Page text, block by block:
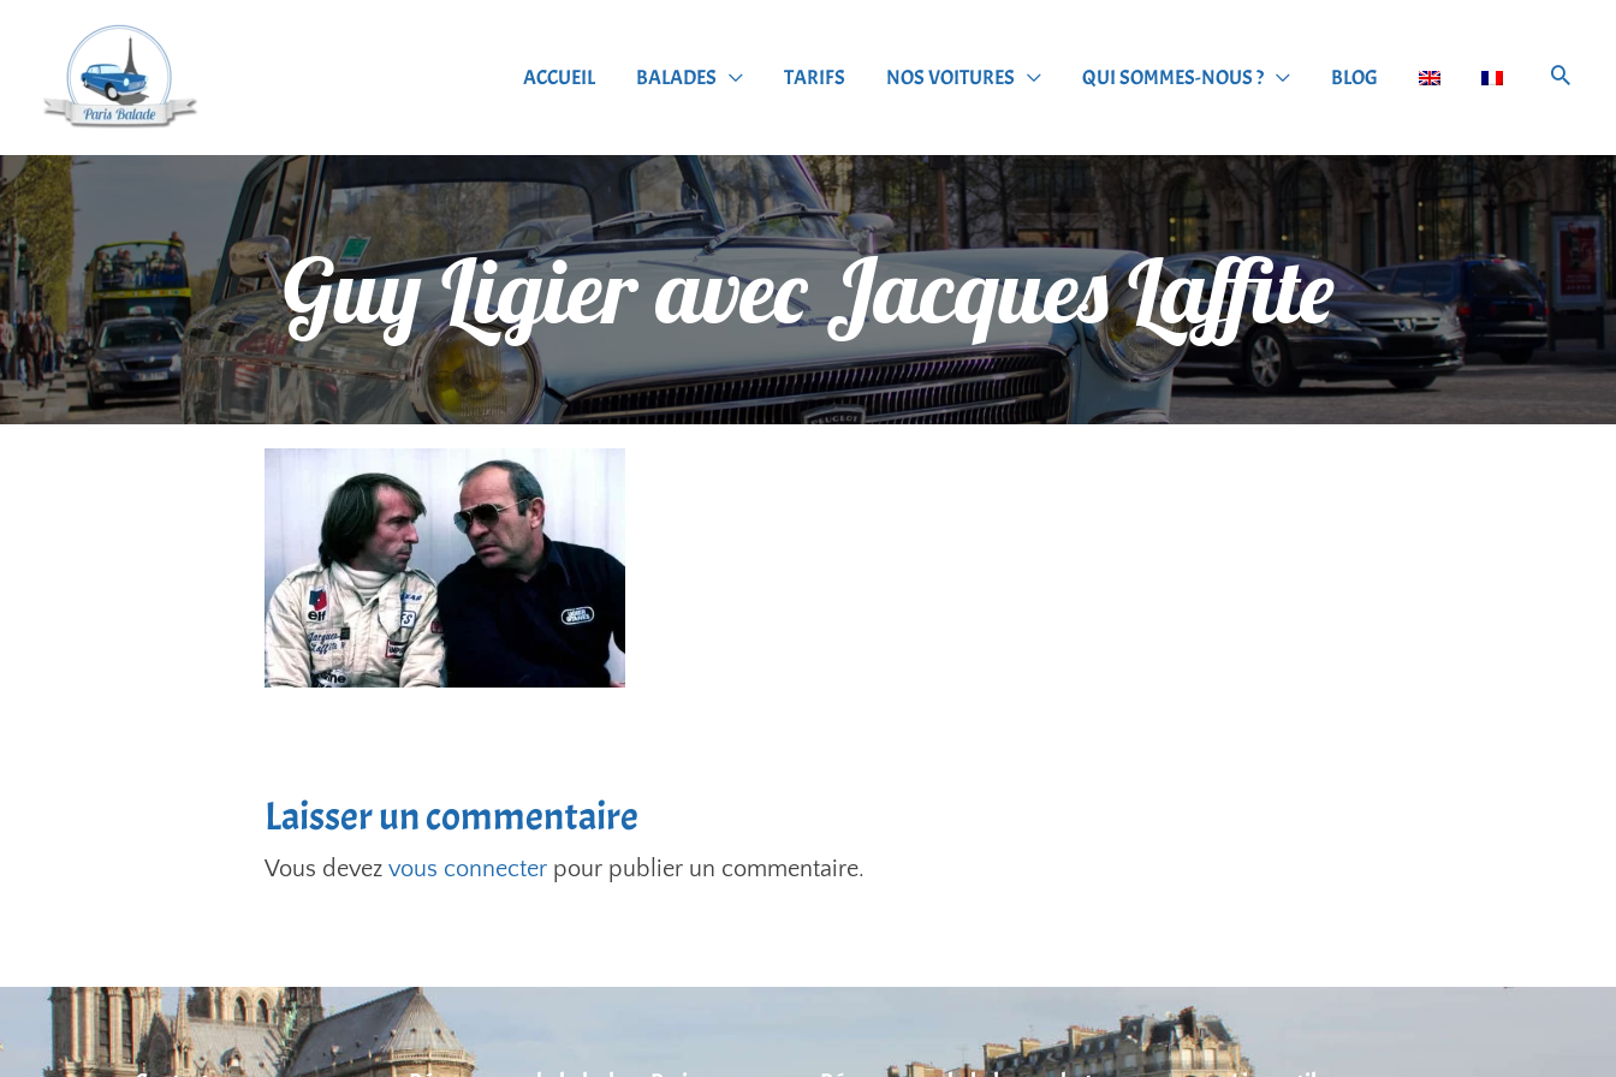
ACCUEIL BALADES TARIFS NOS VOITURES QUI SOMMES-NOUS ? BLOG
Guy Ligier avec Jacques Laffite
Laisser un commentaire
Vous devezvous connecter pour publier un commentaire.